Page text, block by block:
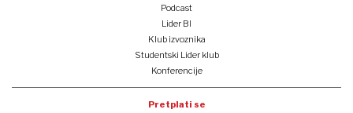
Podcast
Lider BI
Klub izvoznika
Studentski Lider klub
Konferencije
Pretplati se